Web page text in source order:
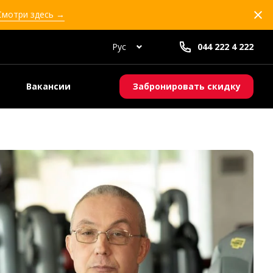
здесь →
Рус 044 222 4 222
Вакансии Забронировать скидку